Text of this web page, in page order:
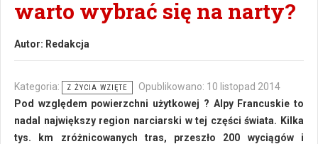
warto wybrać się na narty?
Autor: Redakcja
Kategoria: Z ŻYCIA WZIĘTE
Opublikowano: 10 listopad 2014
Pod względem powierzchni użytkowej ? Alpy Francuskie to
nadal największy region narciarski w tej części świata. Kilka
tys. km zróżnicowanych tras, przeszło 200 wyciągów i